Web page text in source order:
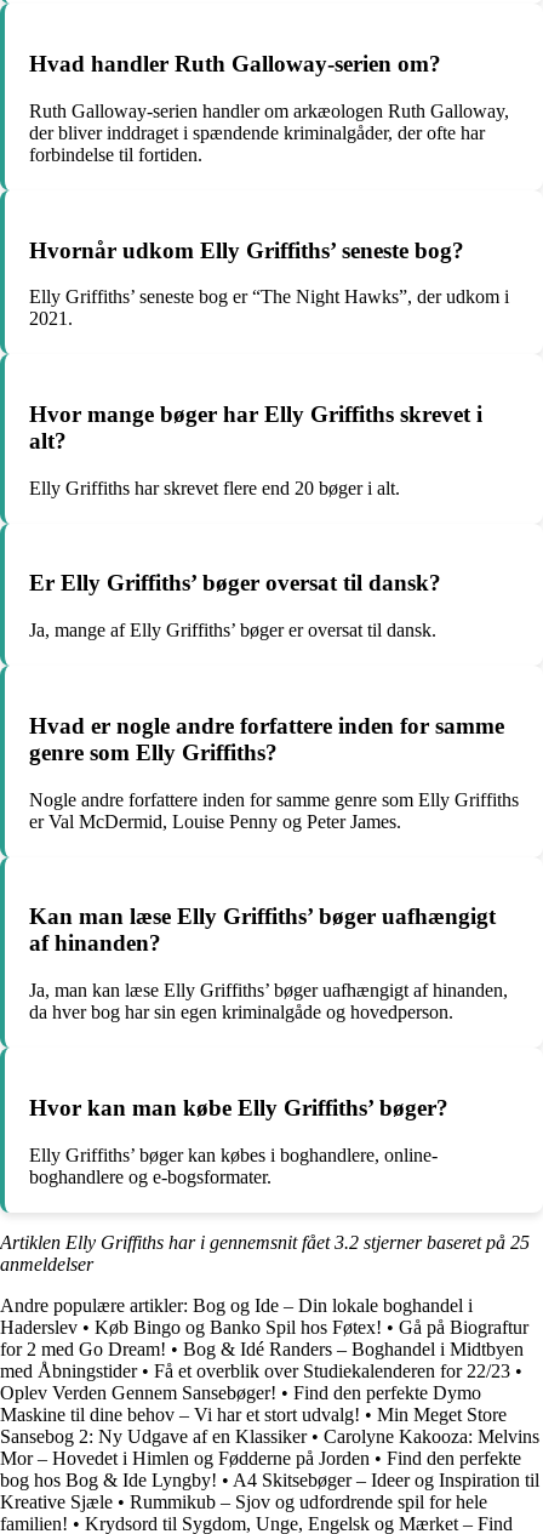
Hvad handler Ruth Galloway-serien om?
Ruth Galloway-serien handler om arkæologen Ruth Galloway,
der bliver inddraget i spændende kriminalgåder, der ofte har
forbindelse til fortiden.
Hvornår udkom Elly Griffiths’ seneste bog?
Elly Griffiths’ seneste bog er “The Night Hawks”, der udkom i
2021.
Hvor mange bøger har Elly Griffiths skrevet i
alt?
Elly Griffiths har skrevet flere end 20 bøger i alt.
Er Elly Griffiths’ bøger oversat til dansk?
Ja, mange af Elly Griffiths’ bøger er oversat til dansk.
Hvad er nogle andre forfattere inden for samme
genre som Elly Griffiths?
Nogle andre forfattere inden for samme genre som Elly Griffiths
er Val McDermid, Louise Penny og Peter James.
Kan man læse Elly Griffiths’ bøger uafhængigt
af hinanden?
Ja, man kan læse Elly Griffiths’ bøger uafhængigt af hinanden,
da hver bog har sin egen kriminalgåde og hovedperson.
Hvor kan man købe Elly Griffiths’ bøger?
Elly Griffiths’ bøger kan købes i boghandlere, online-
boghandlere og e-bogsformater.
Artiklen Elly Griffiths har i gennemsnit fået3.2 stjerner baseret på 25
anmeldelser
Andre populære artikler: Bog og Ide – Din lokale boghandel i
Haderslev • Køb Bingo og Banko Spil hos Føtex! • Gå på Biograftur
for 2 med Go Dream! • Bog & Idé Randers – Boghandel i Midtbyen
med Åbningstider• Få et overblik over Studiekalenderen for 22/23 •
Oplev Verden Gennem Sansebøger! • Find den perfekte Dymo
Maskine til dine behov – Vi har et stort udvalg! • Min Meget Store
Sansebog 2: Ny Udgave af en Klassiker• Carolyne Kakooza: Melvins
Mor – Hovedet i Himlen og Fødderne på Jorden • Find den perfekte
bog hos Bog & Ide Lyngby! • A4 Skitsebøger – Ideer og Inspiration til
Kreative Sjæle • Rummikub – Sjov og udfordrende spil for hele
familien! • Krydsord til Sygdom, Unge, Engelsk og Mærket – Find